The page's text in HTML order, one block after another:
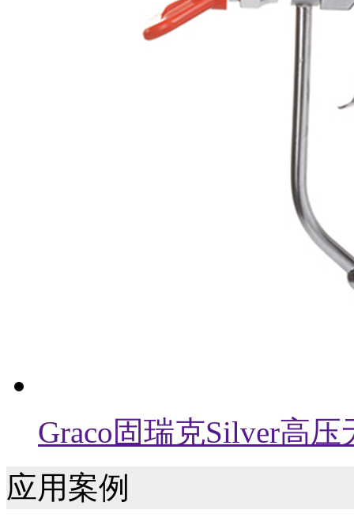
Graco固瑞克Silver高压
应用案例